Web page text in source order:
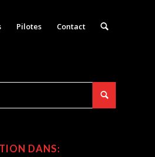
Pilotes Contact
DANS: